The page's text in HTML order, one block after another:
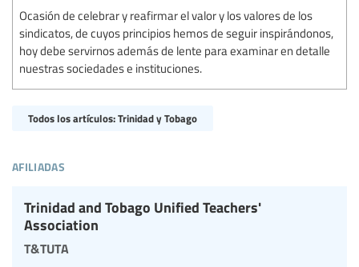
Ocasión de celebrar y reafirmar el valor y los valores de los
sindicatos, de cuyos principios hemos de seguir inspirándonos,
hoy debe servirnos además de lente para examinar en detalle
nuestras sociedades e instituciones.
Todos los artículos: Trinidad y Tobago
afiliadas
Trinidad and Tobago Unified Teachers'
Association
t&tuta